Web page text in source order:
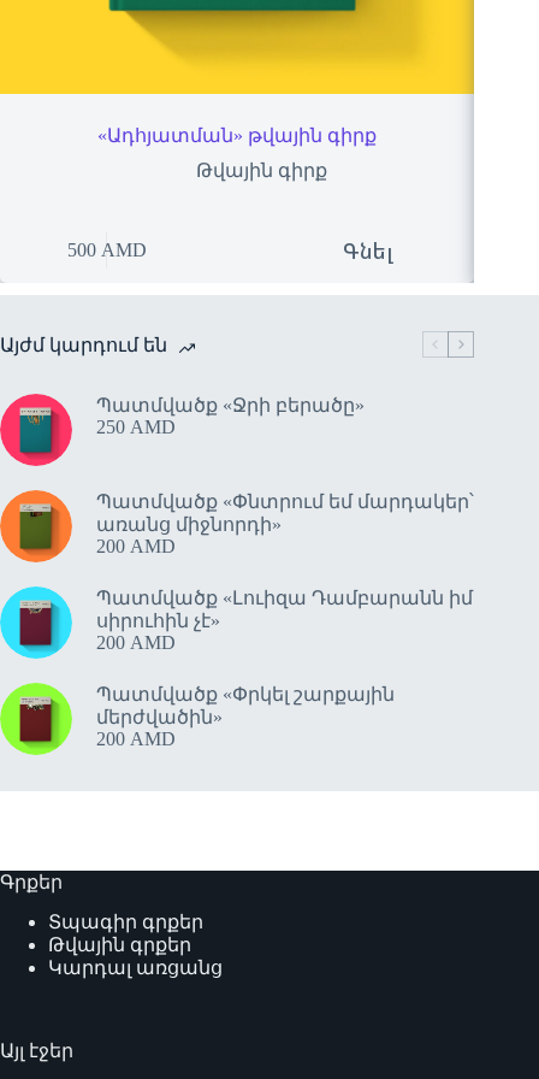
«Ադհյատման» թվային գիրք
Թվային գիրք
500 AMD Գնել
Այժմ կարդում են
Պատմվածք «Ջրի բերածը»
250 AMD
Պատմվածք «Փնտրում եմ մարդակեր՝
առանց միջնորդի»
200 AMD
Պատմվածք «Լուիզա Դամբարանն իմ
սիրուհին չէ»
200 AMD
Պատմվածք «Փրկել շարքային
մերժվածին»
200 AMD
Գրքեր
Տպագիր գրքեր
Թվային գրքեր
Կարդալ առցանց
Այլ էջեր